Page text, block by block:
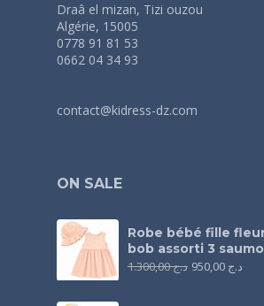
Draâ el mizan, Tizi ouzou
Algérie, 15005
0778 91 81 53
0662 04 34 93
contact@kidress-dz.com
ON SALE
Robe bébé fille
bob assorti 3
د.ج1.300,00 د.ج